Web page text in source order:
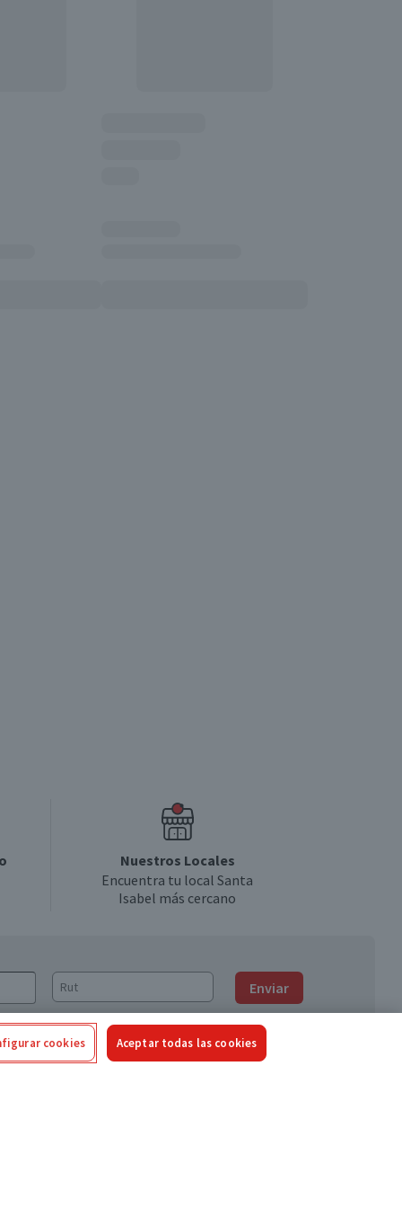
Nuestros Locales
Encuentra tu local Santa
Isabel más cercano
Enviar
cookies Aceptar todas las cookies